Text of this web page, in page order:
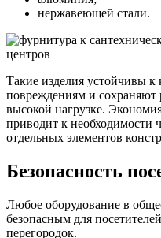
нержавеющей стали.
Такие изделия устойчивы к
повреждениям и сохраняют
высокой нагрузке.
приводит к необходимости
отдельных элементов
Безопасность
Любое оборудование в
безопасным для
перегородок.